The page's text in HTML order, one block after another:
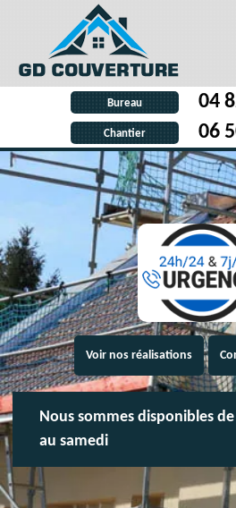
Bureau 04
Chantier 06
Voir nos réalisations
Nous sommes disponibles
au samedi